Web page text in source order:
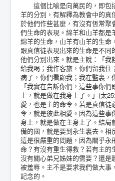
這個比喻是向萬民的，即包
羊的分別，有解釋為教會中的
於他們作些甚麼，有沒有恆常
們生命的表現。綿羊和山羊都
綿羊的生命，山羊有山羊的生命
跟真信徒表現出來的生命是不
他們分別出來。就是主說：「我
給我喝；我作客旅，你們留我
病了，你們看顧我；我在監裏，
「我實在告訴你們，這些事你
上，就是做在我身上了。」(太
愛，也是主的命令。若是真信
令，就是彼此相愛。因為這些事
身上，就是做在主身上了。結
備的國，就是要到永生裏去。相
這是很嚴重的問題，因為關乎永
命？有沒有重生得救？若有主
沒有關心弟兄姊妹的需要？還是
被羞辱。主不是要求我們做大
記念的。